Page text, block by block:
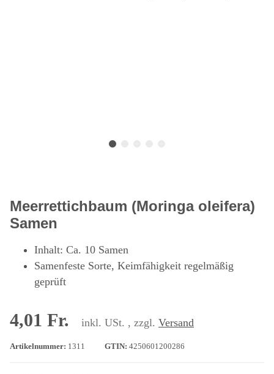
Meerrettichbaum (Moringa oleifera)
Samen
Inhalt: Ca. 10 Samen
Samenfeste Sorte, Keimfähigkeit regelmäßig
geprüft
4,01 Fr. inkl. USt. , zzgl. Versand
Artikelnummer: 1311 GTIN: 4250601200286